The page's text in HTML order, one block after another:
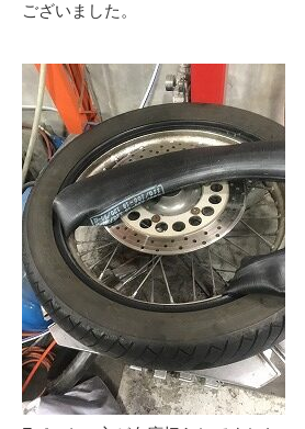
ございました。